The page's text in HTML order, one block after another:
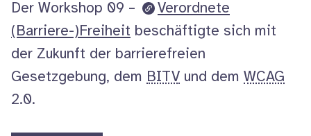
Der Workshop 09 –
Verordnete
(Barriere-)Freiheit beschäftigte sich mit
der Zukunft der barrierefreien
Gesetzgebung, dem BITV und dem WCAG
2.0.